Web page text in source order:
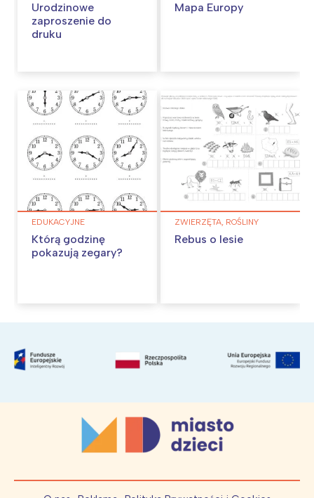
Urodzinowe
zaproszenie do
druku
Mapa Europy
EDUKACYJNE
Którą godzinę
pokazują zegary?
ZWIERZĘTA, ROŚLINY
Rebus o lesie